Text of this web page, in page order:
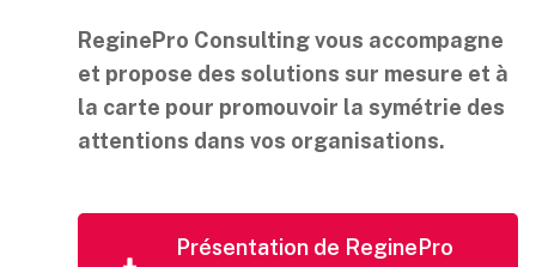
ReginePro Consulting vous accompagne
et propose des solutions sur mesure et à
la carte pour promouvoir la symétrie des
attentions dans vos organisations.
Présentation de ReginePro